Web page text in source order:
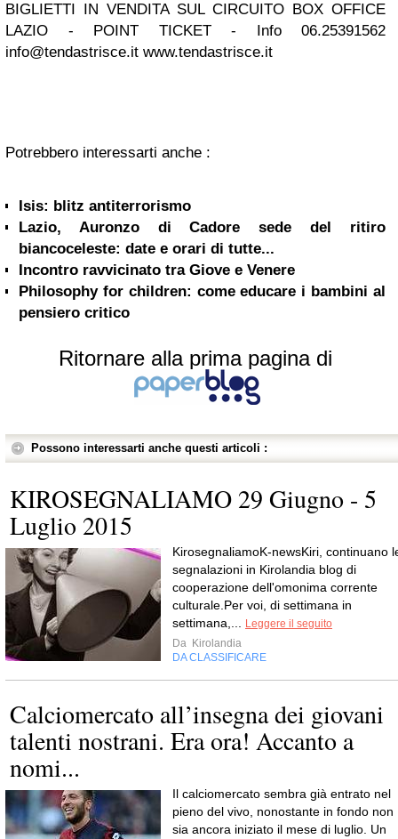
BIGLIETTI IN VENDITA SUL CIRCUITO BOX OFFICE
LAZIO - POINT TICKET - Info 06.25391562
info@tendastrisce.it www.tendastrisce.it
Potrebbero interessarti anche :
Isis: blitz antiterrorismo
Lazio, Auronzo di Cadore sede del ritiro
biancoceleste: date e orari di tutte...
Incontro ravvicinato tra Giove e Venere
Philosophy for children: come educare i bambini al
pensiero critico
Ritornare alla prima pagina di
Possono interessarti anche questi articoli :
KIROSEGNALIAMO 29 Giugno - 5
Luglio 2015
KirosegnaliamoK-newsKiri, continuano
segnalazioni in Kirolandia blog di
cooperazione dell'omonima corrente
culturale.Per voi, di settimana in
settimana,...
Leggere il seguito
Da Kirolandia
DA CLASSIFICARE
Calciomercato all’insegna dei giovani
talenti nostrani. Era ora! Accanto a
nomi...
Il calciomercato sembra già entrato nel
pieno del vivo, nonostante in fondo non
sia ancora iniziato il mese di luglio. Un